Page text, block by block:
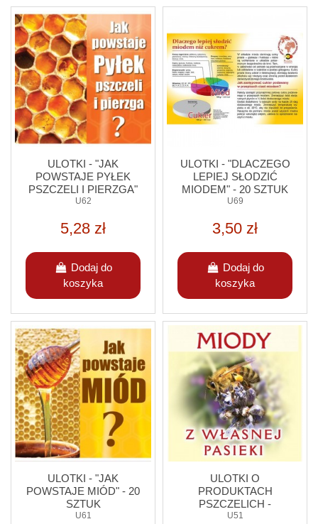
ULOTKI - "JAK
POWSTAJE PYŁEK
PSZCZELI I PIERZGA"
- 20 SZTUK
U62
5,28 zł
Dodaj do
koszyka
ULOTKI - "DLACZEGO
LEPIEJ SŁODZIĆ
MIODEM" - 20 SZTUK
U69
3,50 zł
Dodaj do
koszyka
ULOTKI - "JAK
POWSTAJE MIÓD" - 20
SZTUK
U61
ULOTKI O
PRODUKTACH
PSZCZELICH -
ZASTOSOWANIA - 20
U51